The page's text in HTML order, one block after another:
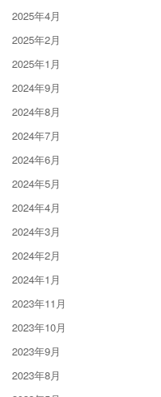
2025年4月
2025年2月
2025年1月
2024年9月
2024年8月
2024年7月
2024年6月
2024年5月
2024年4月
2024年3月
2024年2月
2024年1月
2023年11月
2023年10月
2023年9月
2023年8月